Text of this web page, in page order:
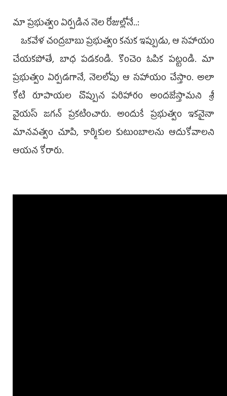
మా ప్రభుత్వం ఏర్పడిన నెల రోజుల్లోనే..:
ఒకవేళ చంద్రబాబు ప్రభుత్వం కనుక ఇప్పుడు, ఆ సహాయం
చేయకపోతే, బాధ పడకండి. కొంచెం ఓపిక పట్టండి. మా
ప్రభుత్వం ఏర్పడగానే, నెలలోపు ఆ సహాయం చేస్తాం. అలా
కోటి రూపాయల చొప్పున పరిహారం అందజేస్తామని శ్రీ
వైయస్‌ జగన్‌ ప్రకటించారు. అందుకే ప్రభుత్వం ఇకనైనా
మానవత్వం చూపి, కార్మికుల కుటుంబాలను ఆదుకోవాలని
ఆయన కోరారు.